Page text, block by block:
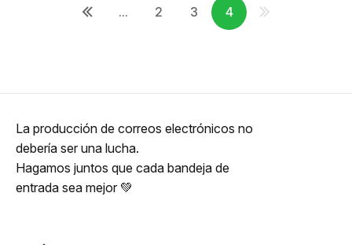
... 2 3 4
La producción de correos electrónicos no
debería ser una lucha.
Hagamos juntos que cada bandeja de
entrada sea mejor 💚